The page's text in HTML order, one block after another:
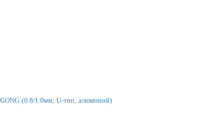
(0.8/1.0мм, U-тип, алюминий)